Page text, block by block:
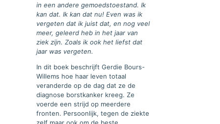
in een andere gemoedstoestand. Ik
kan dat. Ik kan dat nu! Even was ik
vergeten dat ik juist dat, en nog veel
meer, geleerd heb in het jaar van
ziek zijn. Zoals ik ook het liefst dat
jaar was vergeten.
In dit boek beschrijft Gerdie Bours-
Willems hoe haar leven totaal
veranderde op de dag dat ze de
diagnose borstkanker kreeg. Ze
voerde een strijd op meerdere
fronten. Persoonlijk, tegen de ziekte